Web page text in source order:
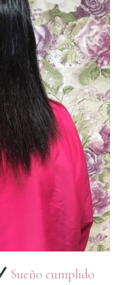
Sueño cumplido